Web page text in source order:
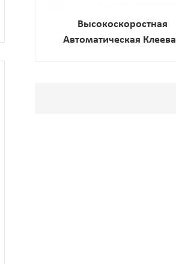
Высокоскоростная
Автоматическая